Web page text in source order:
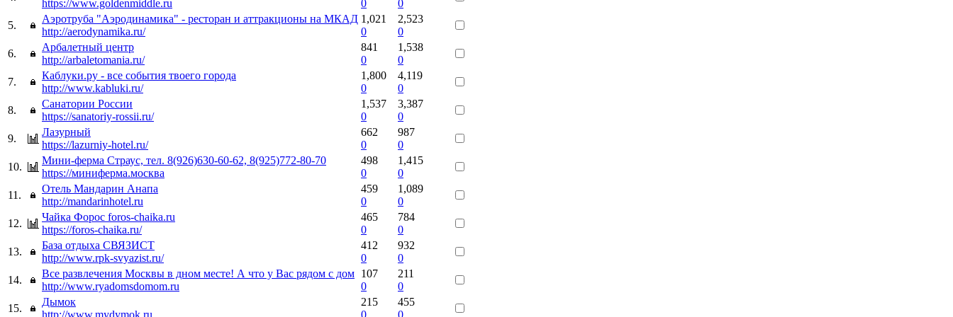
https://www.goldenmiddle.ru 0
0
5.
Аэротруба "Аэродинамика" - ресторан и аттракционы на МКАД
http://aerodynamika.ru/
1,021
0
2,523
0
6.
Арбалетный центр
http://arbaletomania.ru/
841
0
1,538
0
7.
Каблуки.ру - все события твоего города
http://www.kabluki.ru/
1,800
0
4,119
0
8.
Санатории России
https://sanatoriy-rossii.ru/
1,537
0
3,387
0
9.
Лазурный
https://lazurniy-hotel.ru/
662
0
987
0
10.
Мини-ферма Страус, тел. 8(926)630-60-62, 8(925)772-80-70
https://миниферма.москва
498
0
1,415
0
11.
Отель Мандарин Анапа
http://mandarinhotel.ru
459
0
1,089
0
12.
Чайка Форос foros-chaika.ru
https://foros-chaika.ru/
465
0
784
0
13.
База отдыха СВЯЗИСТ
http://www.rpk-svyazist.ru/
412
0
932
0
14.
Все развлечения Москвы в дном месте! А что у Вас рядом с дом
http://www.ryadomsdomom.ru
107
0
211
0
15.
Дымок
http://www.mydymok.ru
215
0
455
0